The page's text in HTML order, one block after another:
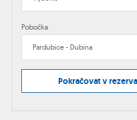
Pobočka
Pokračovat v